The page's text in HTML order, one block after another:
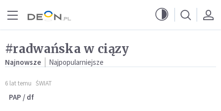
#radwańska w ciązy
Najnowsze Najpopularniejsze
6 lat temu ŚWIAT
PAP / df